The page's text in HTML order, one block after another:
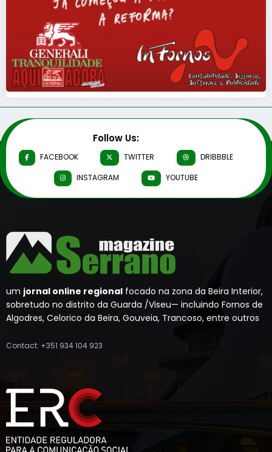
Follow Us:
FACEBOOK TWITTER
DRIBBBLE
INSTAGRAM
YOUTUBE
um jornal online regional focado na zona da Beira Interior,
sobretudo no distrito da Guarda /Viseu— incluindo Fornos de
Algodres, Celorico da Beira, Gouveia, Trancoso, entre outros
Contact: +351 934 104 923